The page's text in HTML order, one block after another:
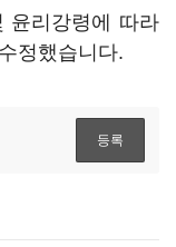
윤리강령에 따라
정했습니다.